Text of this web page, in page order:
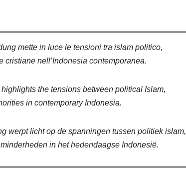
mette in luce le tensioni tra islam politico,
nell’Indonesia contemporanea.
the tensions between political Islam,
in contemporary Indonesia.
werpt licht op de spanningen tussen politiek islam,
in het hedendaagse Indonesië.